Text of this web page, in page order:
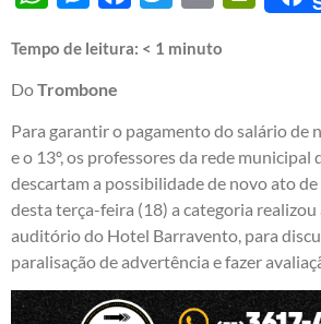
Tempo de leitura: < 1 minuto
DoTrombone
Para garantir o pagamento do salário de
e o 13º, os professores da rede municipal
descartam a possibilidade de novo ato
desta terça-feira (18) a categoria realizou
auditório do Hotel Barravento, para
paralisação de advertência e fazer